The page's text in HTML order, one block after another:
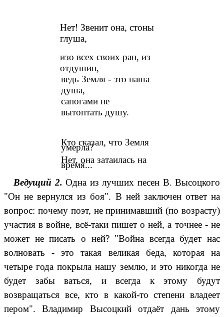
Нет! Звенит она, стоны
глуша,
изо всех своих ран, из
отдушин,
ведь Земля - это наша
душа,
сапогами не
вытоптать душу.
Кто сказал, что Земля
умерла?
Нет, она затаилась на
время...
Ведущий 2. Одна из лучших песен В. Высоцкого
"Он не вернулся из боя". В ней заключен ответ на
вопрос: почему поэт, не принимавший (по возрасту)
участия в войне, всё-таки пишет о ней, а точнее - не
может не писать о ней? "Война всегда будет нас
волновать - это такая великая беда, которая на
четыре года покрыла нашу землю, и это никогда не
будет забы ваться, и всегда к этому будут
возвращаться все, кто в какой-то степени владеет
пером". Владимир Высоцкий отдаёт дань этому